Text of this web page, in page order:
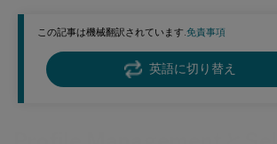
この記事は機械翻訳されています.免責事項
英語に切り替え